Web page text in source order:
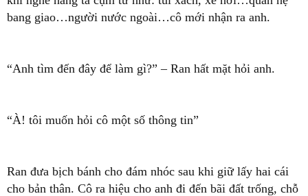
bang giao…người nước ngoài…cô mới nhận ra anh.
“Anh tìm đến đây để làm gì?” – Ran hất mặt hỏi anh.
“À! tôi muốn hỏi cô một số thông tin”
Ran đưa bịch bánh cho đám nhóc sau khi giữ lấy hai cái
cho bản thân. Cô ra hiệu cho anh đi đến bãi đất trống, chỗ